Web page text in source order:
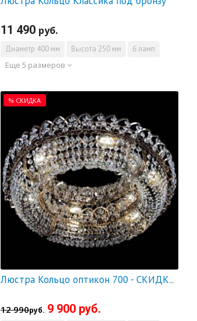
11 490 руб.
Диаметр 400 мм Высота 250 мм 6 ламп
Еще 5 размеров
% СКИДКА
Люстра Кольцо оптикон 700 - СКИДКА!!!
12 990руб. 9 900 руб.